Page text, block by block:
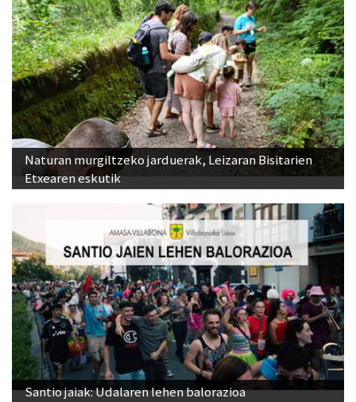
Naturan murgiltzeko jarduerak, Leizaran Bisitarien
Etxearen eskutik
Santio jaiak: Udalaren lehen balorazioa